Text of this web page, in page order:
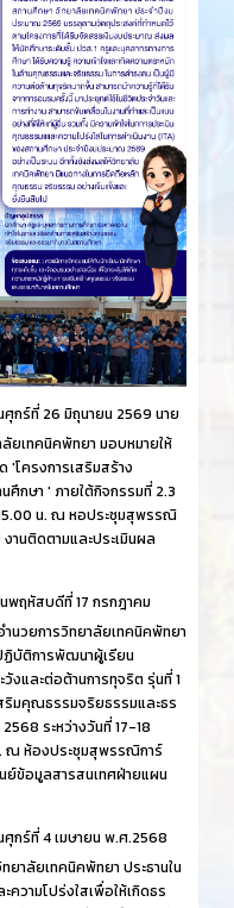
ศุกร์​ที่ 26 ​มิถุนายน​ 2569 นาย
ยเทคนิคพัทยา มอบหมายให้
'โครงการเสริมสร้าง
ศึกษา ' ภายใต้กิจกรรมที่ 2.3
น. ณ หอประชุมสุพรรณิ
านติดตามและประเมินผล
พฤหัสบดีที่ 17 กรกฎาคม
นวยการวิทยาลัยเทคนิคพัทยา
ฏิบัติการพัฒนาผู้เรียน
วังและต่อต้านการทุจริต รุ่นที่ 1
ริมคุณธรรมจริยธรรมและธร
ระหว่างวันที่ 17-18
ณ ห้องประชุมสุพรรณิการ์
ย์ข้อมูลสารสนเทศฝ่ายแผน
ศุกร์ที่ 4 เมษายน พ.ศ.2568
าลัยเทคนิคพัทยา ประธานใน
วามโปร่งใสเพื่อให้เกิดธร